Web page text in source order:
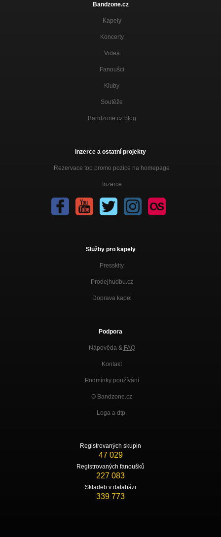
Bandzone.cz
Kapely
Koncerty
Videa
Fanoušci
Kluby
Soutěže
Bandzone.cz blog
Inzerce a ostatní projekty
Rezervace top promo pozice na homepage
Inzerce
Služby pro kapely
Presskity
Prodejhudbu.cz
Doprava kapel
Podpora
Nápověda & FAQ
Kontakt
Podmínky používání
O Bandzone.cz
Loga a dtp.
Registrovaných skupin
47 029
Registrovaných fanoušků
227 083
Skladeb v databázi
339 773